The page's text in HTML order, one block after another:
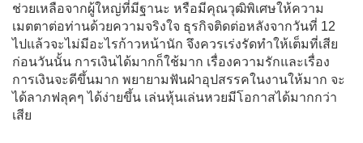
ช่วยเหลือจากผู้ใหญ่ที่มีฐานะ หรือมีคุณวุฒิพิเศษให้ความ
เมตตาต่อท่านด้วยความจริงใจ ธุรกิจติดต่อหลังจากวันที่ 12
ไปแล้วจะไม่มีอะไรก้าวหน้านัก จึงควรเร่งรัดทำให้เต็มที่เสีย
ก่อนวันนั้น การเงินได้มากก็ใช้มาก เรื่องความรักและเรื่อง
การเงินจะดีขึ้นมาก พยายามฟันฝ่าอุปสรรคในงานให้มาก จะ
ได้ลาภฟลุคๆ ได้ง่ายขึ้น เล่นหุ้นเล่นหวยมีโอกาสได้มากกว่า
เสีย